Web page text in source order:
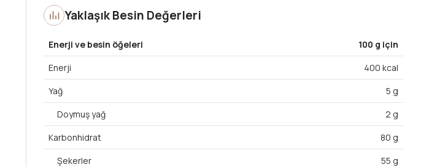
Yaklaşık Besin Değerleri
Enerji ve besin öğeleri
100 g için
Enerji
400 kcal
Yağ
5 g
Doymuş yağ
2 g
Karbonhidrat
80 g
Şekerler
55 g